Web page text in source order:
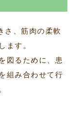
さ、筋肉の柔軟
ます。
図るために、患
組み合わせて行